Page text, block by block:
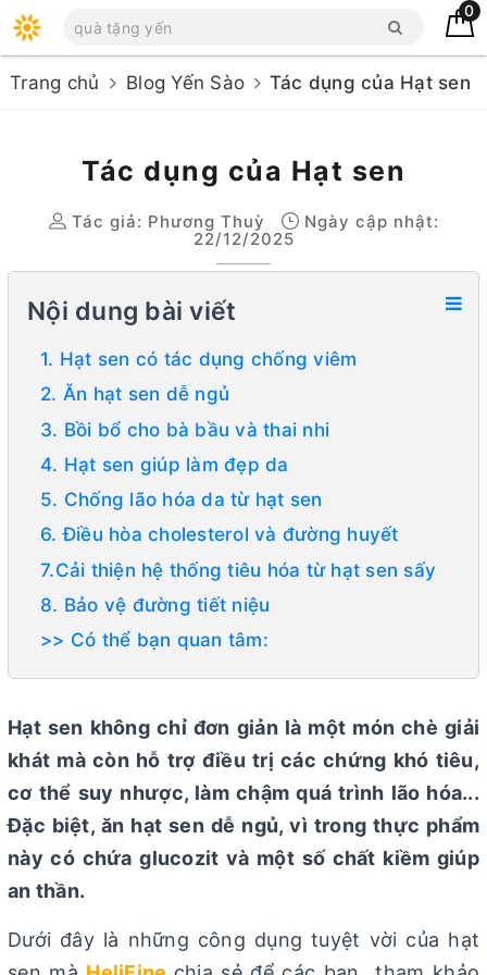
0
Trang chủ Blog Yến Sào Tác dụng của Hạt sen
Tác dụng của Hạt sen
Tác giả: Phương Thuỳ
Ngày cập nhật:
22/12/2025
Nội dung bài viết
1. Hạt sen có tác dụng chống viêm
2. Ăn hạt sen dễ ngủ
3. Bồi bổ cho bà bầu và thai nhi
4. Hạt sen giúp làm đẹp da
5. Chống lão hóa da từ hạt sen
6. Điều hòa cholesterol và đường huyết
7.Cải thiện hệ thống tiêu hóa từ hạt sen sấy
8. Bảo vệ đường tiết niệu
>> Có thể bạn quan tâm:
Hạt sen không chỉ đơn giản là một món chè giải
khát mà còn hỗ trợ điều trị các chứng khó tiêu,
cơ thể suy nhược, làm chậm quá trình lão hóa...
Đặc biệt, ăn hạt sen dễ ngủ, vì trong thực phẩm
này có chứa glucozit và một số chất kiềm giúp
an thần.
Dưới đây là những công dụng tuyệt vời của hạt